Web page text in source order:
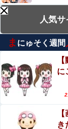
【ウマ娘】セイ
アイナが乗って
と時系列がおか
【悲報】高市政
「もう日本ええ
【日向坂46】話
海外「飛田新地
コイン
【動画
セック
【動画
と衝突
【動画
子が(((ﾟ
せるお
人気
ま にゅそく週間
に
き